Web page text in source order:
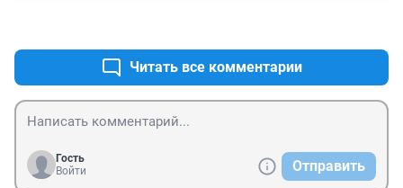
Читать все комментарии
Гость
Войти
Отправить